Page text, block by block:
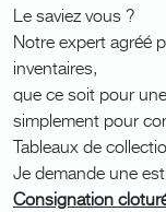
Le saviez vous ?
Notre expert agréé
inventaires,
que ce soit pour
simplement pour
Tableaux de
Je demande une
Consignation